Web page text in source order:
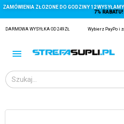
ZAMÓWIENIA ZŁOŻONE DO GODZINY 12
7% RABATU!
DARMOWA WYSYŁKA OD 249ZŁ Wybierz PayPo i